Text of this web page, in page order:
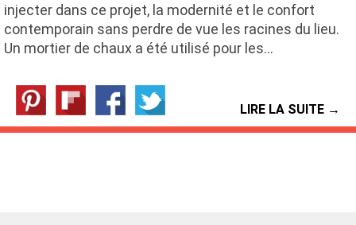
injecter dans ce projet, la modernité et le confort
contemporain sans perdre de vue les racines du lieu.
Un mortier de chaux a été utilisé pour les…
LIRE LA SUITE →